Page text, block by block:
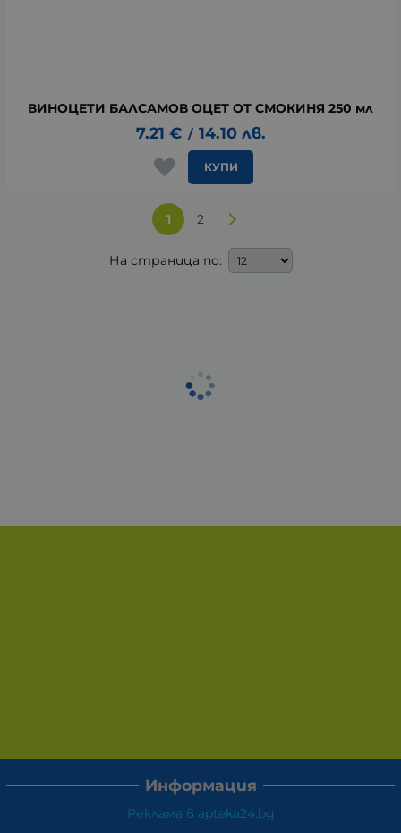
ВИНОЦЕТИ БАЛСАМОВ ОЦЕТ ОТ СМОКИНЯ 250 мл
7.21 € / 14.10 лв.
КУПИ
1 2
На страница по:
Информация
Реклама в apteka24.bg